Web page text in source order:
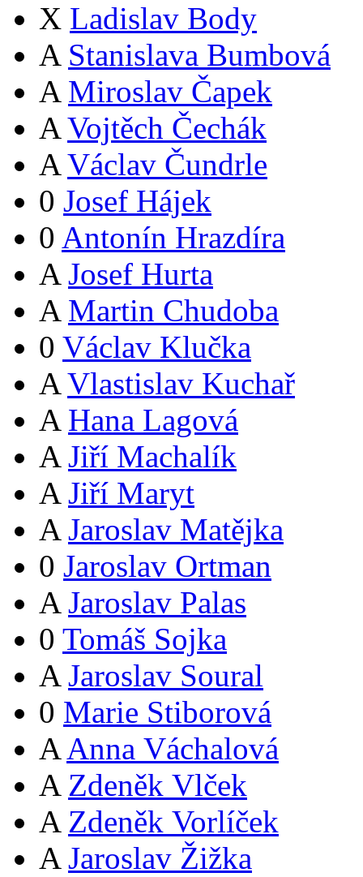
X Ladislav Body
A Stanislava Bumbová
A Miroslav Čapek
A Vojtěch Čechák
A Václav Čundrle
0 Josef Hájek
0 Antonín Hrazdíra
A Josef Hurta
A Martin Chudoba
0 Václav Klučka
A Vlastislav Kuchař
A Hana Lagová
A Jiří Machalík
A Jiří Maryt
A Jaroslav Matějka
0 Jaroslav Ortman
A Jaroslav Palas
0 Tomáš Sojka
A Jaroslav Soural
0 Marie Stiborová
A Anna Váchalová
A Zdeněk Vlček
A Zdeněk Vorlíček
A Jaroslav Žižka